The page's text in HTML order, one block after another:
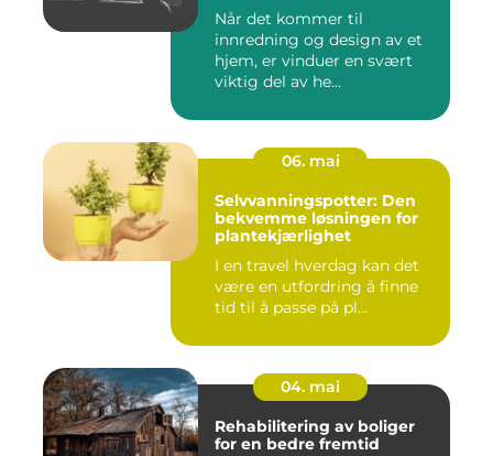
Når det kommer til
innredning og design av et
hjem, er vinduer en svært
viktig del av he...
06. mai
Selvvanningspotter: Den
bekvemme løsningen for
plantekjærlighet
I en travel hverdag kan det
være en utfordring å finne
tid til å passe på pl...
04. mai
Rehabilitering av boliger
for en bedre fremtid